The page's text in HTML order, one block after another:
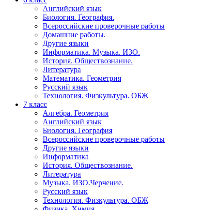
Английский язык
Биология. География.
Всероссийские проверочные работы
Домашние работы.
Другие языки
Информатика. Музыка. ИЗО.
История. Обществознание.
Литература
Математика. Геометрия
Русский язык
Технология. Физкультура. ОБЖ
7 класс
Алгебра. Геометрия
Английский язык
Биология. География
Всероссийские проверочные работы
Другие языки
Информатика
История. Обществознание.
Литература
Музыка. ИЗО.Черчение.
Русский язык
Технология. Физкультура. ОБЖ